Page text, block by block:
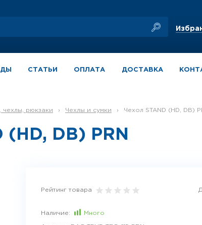
СТАТЬИ ОПЛАТА ДОСТАВКА
чехлы, рюкзаки › Чехлы и сумки › Чехол STAND (HD, DB)
(HD, DB) PRN
Рейтинг товара
Наличие: Много